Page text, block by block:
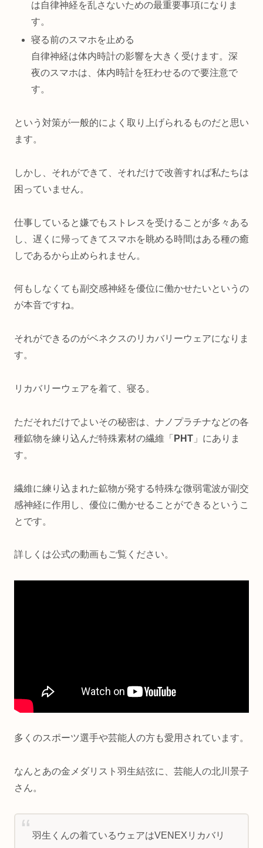
は自律神経を乱さないための最重要事項になりま
す。
寝る前のスマホを止める
自律神経は体内時計の影響を大きく受けます。深
夜のスマホは、体内時計を狂わせるので要注意で
す。
という対策が一般的によく取り上げられるものだと思い
ます。
しかし、それができて、それだけで改善すれば私たちは
困っていません。
仕事していると嫌でもストレスを受けることが多々ある
し、遅くに帰ってきてスマホを眺める時間はある種の癒
しであるから止められません。
何もしなくても副交感神経を優位に働かせたいというの
が本音ですね。
それができるのがベネクスのリカバリーウェアになりま
す。
リカバリーウェアを着て、寝る。
ただそれだけでよいその秘密は、ナノプラチナなどの各
種鉱物を練り込んだ特殊素材の繊維「 PHT 」にありま
す。
繊維に練り込まれた鉱物が発する特殊な微弱電波が副交
感神経に作用し、優位に働かせることができるというこ
とです。
詳しくは公式の動画もご覧ください。
多くのスポーツ選手や芸能人の方も愛用されています。
なんとあの金メダリスト羽生結弦に、芸能人の北川景子
さん。
羽生くんの着ているウェアはVENEXリカバリ